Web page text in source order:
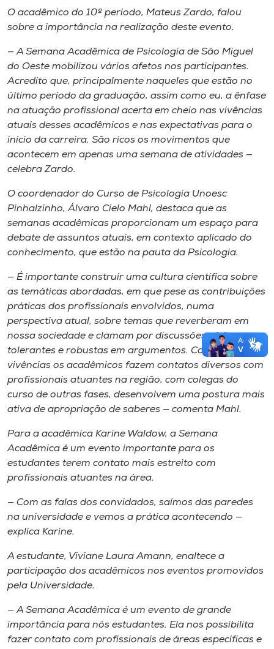
O acadêmico do 10º período, Mateus Zardo, falou
sobre a importância na realização deste evento.
— A Semana Acadêmica de Psicologia de São Miguel
do Oeste mobilizou vários afetos nos participantes.
Acredito que, principalmente naqueles que estão no
último período da graduação, assim como eu, a ênfase
na atuação profissional acerta em cheio nas vivências
atuais desses acadêmicos e nas expectativas para o
início da carreira. São ricos os movimentos que
acontecem em apenas uma semana de atividades —
celebra Zardo.
O coordenador do Curso de Psicologia Unoesc
Pinhalzinho, Álvaro Cielo Mahl, destaca que as
semanas acadêmicas proporcionam um espaço para
debate de assuntos atuais, em contexto aplicado do
conhecimento, que estão na pauta da Psicologia.
— É importante construir uma cultura científica sobre
as temáticas abordadas, em que pese as contribuições
práticas dos profissionais envolvidos, numa
perspectiva atual, sobre temas que reverberam em
nossa sociedade e clamam por discussões sérias,
tolerantes e robustas em argumentos. Com estas
vivências os acadêmicos fazem contatos diversos com
profissionais atuantes na região, com colegas do
curso de outras fases, desenvolvem uma postura mais
ativa de apropriação de saberes — comenta Mahl.
Para a acadêmica Karine Waldow, a Semana
Acadêmica é um evento importante para os
estudantes terem contato mais estreito com
profissionais atuantes na área.
— Com as falas dos convidados, saímos das paredes
na universidade e vemos a prática acontecendo —
explica Karine.
A estudante, Viviane Laura Amann, enaltece a
participação dos acadêmicos nos eventos promovidos
pela Universidade.
— A Semana Acadêmica é um evento de grande
importância para nós estudantes. Ela nos possibilita
fazer contato com profissionais de áreas específicas e